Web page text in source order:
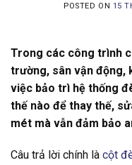
POSTED ON 15
Trong các công trình
trường, sân vận động,
việc bảo trì hệ thống
thế nào để thay thế,
mét mà vẫn đảm bảo
Câu trả lời chính là cột